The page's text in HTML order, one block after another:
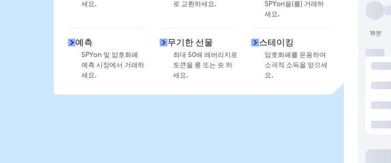
세요.
로 교환하세요.
SPYon을(를) 거래하
세요.
예측
SPYon 및 암호화폐
예측 시장에서 거래하
세요.
무기한 선물
최대 50배 레버리지로
토큰을 롱 또는 숏 하
세요.
스테이킹
암호화폐를 운용하여
소극적 소득을 얻으세
요.
15분